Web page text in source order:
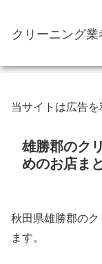
クリーニング
当サイトは広告を
雄勝郡のク
めのお店ま
秋田県雄勝郡の
ます。